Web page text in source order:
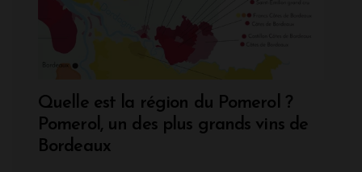
Quelle est la région du Pomerol ?
Pomerol, un des plus grands vins de
Bordeaux